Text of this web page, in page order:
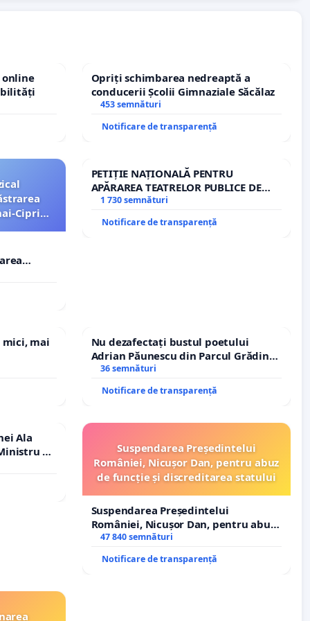
Opriți schimbarea nedreaptă a
conducerii Școlii Gimnaziale Săcălaz
453 semnături
Notificare de transparență
Ciprian
Ciprian
PETIȚIE NAȚIONALĂ PENTRU
APĂRAREA TEATRELOR PUBLICE DE
REPERTORIU DIN ROMÂNIA
1 730 semnături
Notificare de transparență
mai
Nu dezafectați bustul poetului
Adrian Păunescu din Parcul Grădina
Icoanei! Stop cenzurii culturale!
36 semnături
Notificare de transparență
Ala
al
Suspendarea Președintelui
României, Nicușor Dan, pentru abuz
de funcție și discreditarea statului
Suspendarea Președintelui
României, Nicușor Dan, pentru abuz
de funcție și discreditarea statului
47 840 semnături
Notificare de transparență